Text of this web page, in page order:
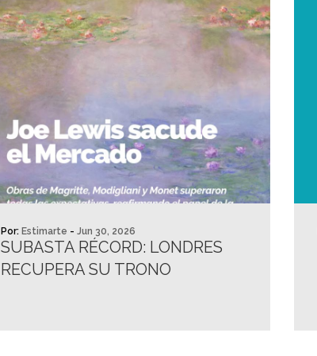
Por: Estimarte - Jun 30, 2026
SUBASTA RÉCORD: LONDRES
RECUPERA SU TRONO